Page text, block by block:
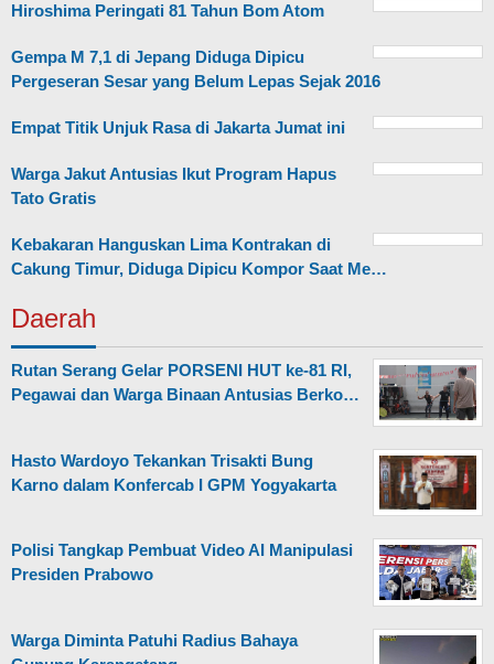
Hiroshima Peringati 81 Tahun Bom Atom
Gempa M 7,1 di Jepang Diduga Dipicu
Pergeseran Sesar yang Belum Lepas Sejak 2016
Empat Titik Unjuk Rasa di Jakarta Jumat ini
Warga Jakut Antusias Ikut Program Hapus
Tato Gratis
Kebakaran Hanguskan Lima Kontrakan di
Cakung Timur, Diduga Dipicu Kompor Saat Me…
Daerah
Rutan Serang Gelar PORSENI HUT ke-81 RI,
Pegawai dan Warga Binaan Antusias Berko…
Hasto Wardoyo Tekankan Trisakti Bung
Karno dalam Konfercab I GPM Yogyakarta
Polisi Tangkap Pembuat Video AI Manipulasi
Presiden Prabowo
Warga Diminta Patuhi Radius Bahaya